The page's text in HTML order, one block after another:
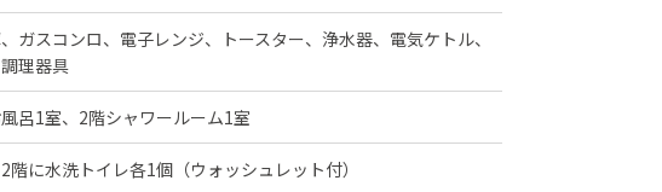
ガスコンロ、電子レンジ、トースター、浄水器、電気ケトル、
理器具
呂1室、2階シャワールーム1室
階に水洗トイレ各1個（ウォッシュレット付）